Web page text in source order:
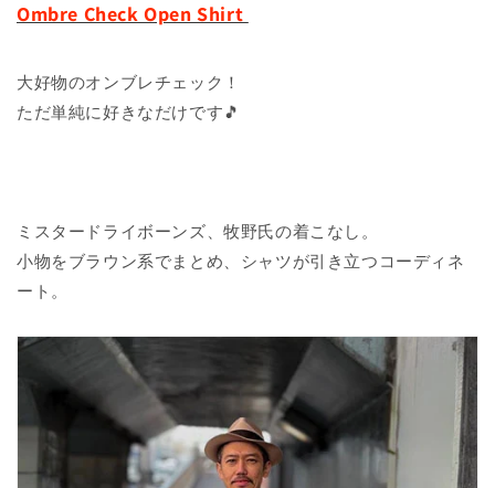
Ombre Check Open Shirt
大好物のオンブレチェック！
ただ単純に好きなだけです🎵
ミスタードライボーンズ、牧野氏の着こなし。
小物をブラウン系でまとめ、シャツが引き立つコーディネ
ート。